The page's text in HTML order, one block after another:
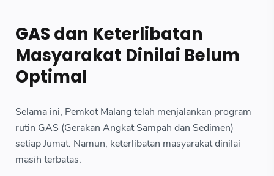
GAS dan Keterlibatan
Masyarakat Dinilai Belum
Optimal
Selama ini, Pemkot Malang telah menjalankan program
rutin GAS (Gerakan Angkat Sampah dan Sedimen)
setiap Jumat. Namun, keterlibatan masyarakat dinilai
masih terbatas.